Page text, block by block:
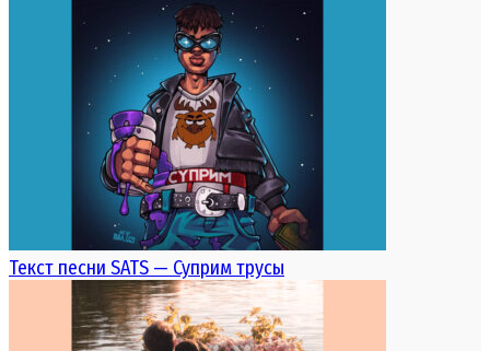
Текст песни SATS — Суприм трусы